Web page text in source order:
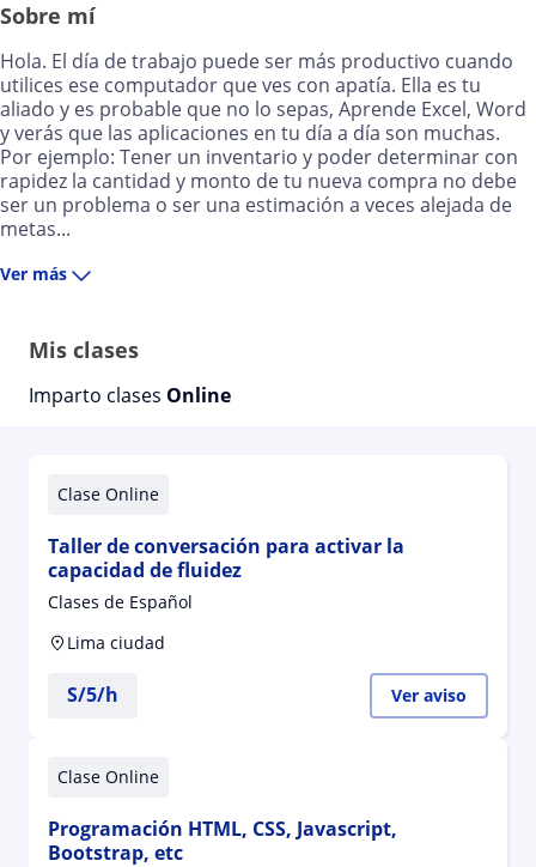
Sobre mí
Hola. El día de trabajo puede ser más productivo cuando
utilices ese computador que ves con apatía. Ella es tu
aliado y es probable que no lo sepas, Aprende Excel, Word
y verás que las aplicaciones en tu día a día son muchas.
Por ejemplo: Tener un inventario y poder determinar con
rapidez la cantidad y monto de tu nueva compra no debe
ser un problema o ser una estimación a veces alejada de
metas...
Ver más
Mis clases
Imparto clases Online
Clase Online
Taller de conversación para activar la
capacidad de fluidez
Clases de Español
Lima ciudad
S/5/h Ver aviso
Clase Online
Programación HTML, CSS, Javascript,
Bootstrap, etc